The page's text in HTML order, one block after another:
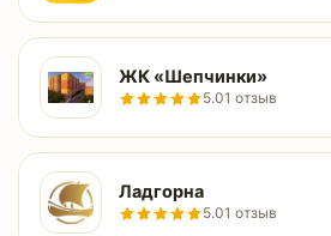
ЖК «Шепчинки»
5.01 отзыв
Ладгорна
5.01 отзыв